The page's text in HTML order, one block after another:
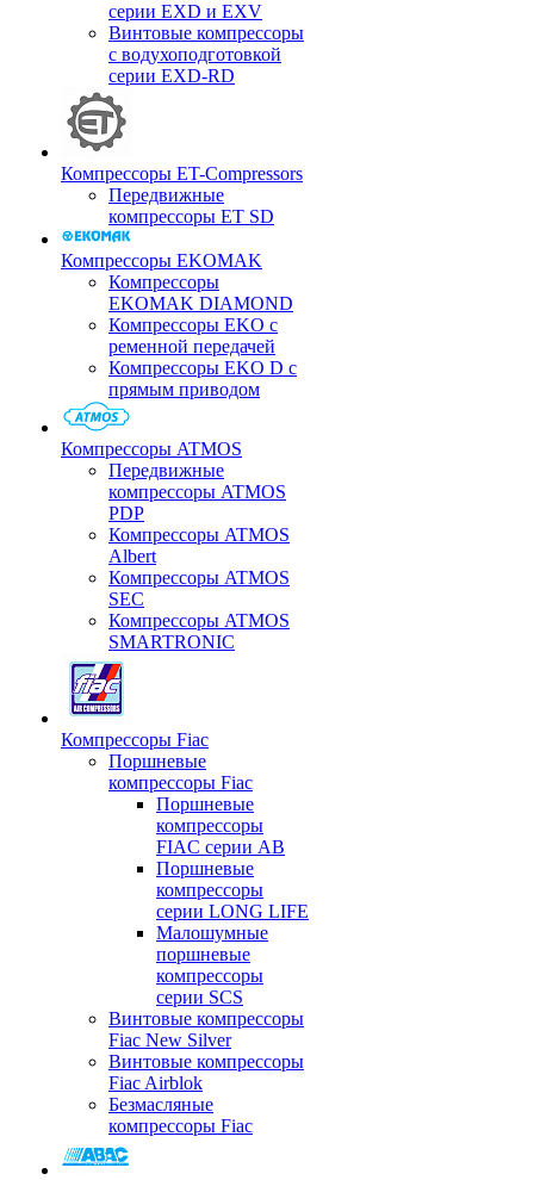
серии EXD и EXV
Винтовые компрессоры
с водухоподготовкой
серии EXD-RD
Компрессоры ET-Compressors
Передвижные
компрессоры ET SD
Компрессоры EKOMAK
Компрессоры
EKOMAK DIAMOND
Компрессоры EKO c
ременной передачей
Компрессоры EKO D с
прямым приводом
Компрессоры ATMOS
Передвижные
компрессоры ATMOS
PDP
Компрессоры ATMOS
Albert
Компрессоры ATMOS
SEC
Компрессоры ATMOS
SMARTRONIC
Компрессоры Fiac
Поршневые
компрессоры Fiac
Поршневые
компрессоры
FIAC серии AB
Поршневые
компрессоры
серии LONG LIFE
Малошумные
поршневые
компрессоры
серии SCS
Винтовые компрессоры
Fiac New Silver
Винтовые компрессоры
Fiac Airblok
Безмасляные
компрессоры Fiac